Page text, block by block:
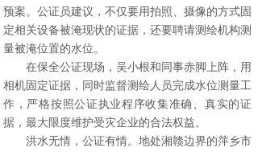
预案。公证员建议，不仅要用拍照、摄像的方式固
定相关设备被淹现状的证据，还要聘请测绘机构测
量被淹位置的水位。
在保全公证现场，吴小根和同事赤脚上阵，用
相机固定证据，同时监督测绘人员完成水位测量工
作，严格按照公证执业程序收集准确、真实的证
据，最大限度维护受灾企业的合法权益。
洪水无情，公证有情。地处湘赣边界的萍乡市